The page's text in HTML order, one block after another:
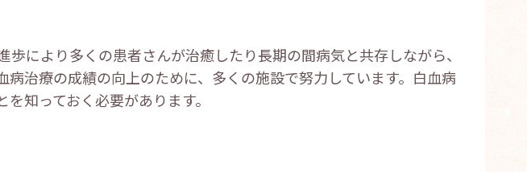
により多くの患者さんが治癒したり長期の間病気と共存しながら、
治療の成績の向上のために、多くの施設で努力しています。白血病
知っておく必要があります。